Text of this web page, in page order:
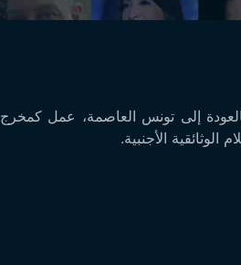
في باريس. بالعودة إلى تونس العاصمة، عمل كمخرج
الأجنبية.